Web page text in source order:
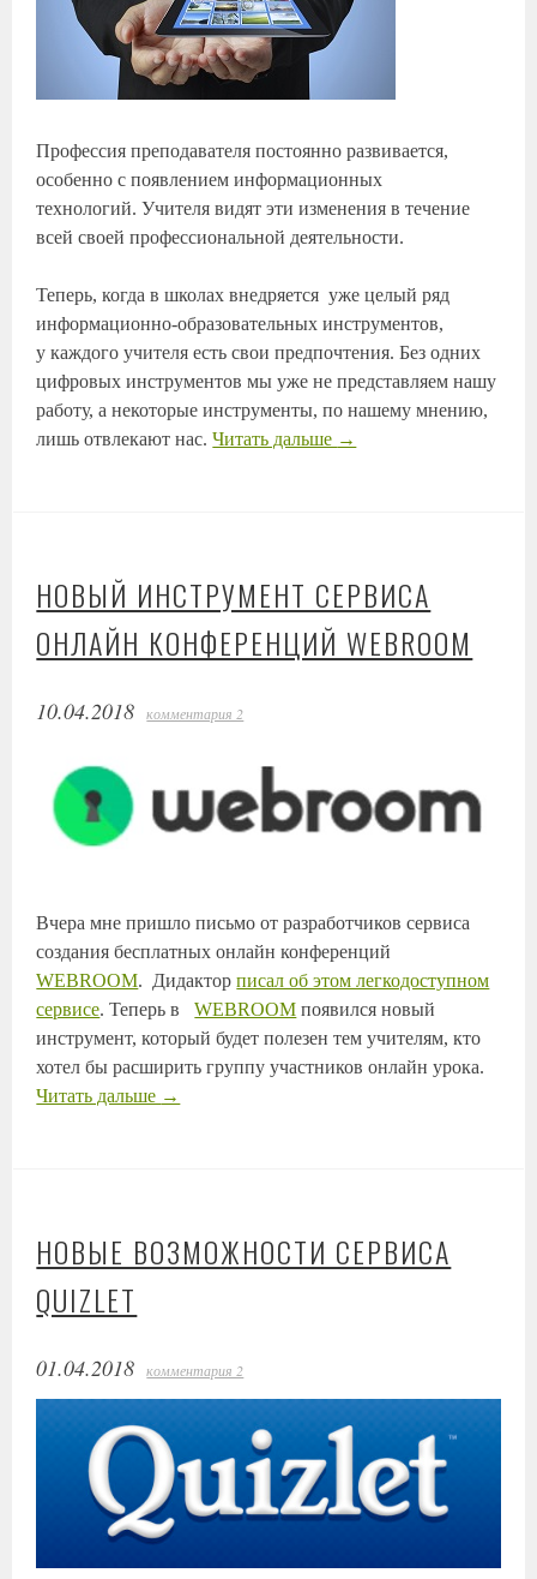
Профессия преподавателя постоянно развивается,
особенно с появлением информационных
технологий. Учителя видят эти изменения в течение
всей своей профессиональной деятельности.
Теперь, когда в школах внедряется уже целый ряд
информационно-образовательных инструментов,
у каждого учителя есть свои предпочтения. Без одних
цифровых инструментов мы уже не представляем нашу
работу, а некоторые инструменты, по нашему мнению,
лишь отвлекают нас.Читать дальше →
НОВЫЙ ИНСТРУМЕНТ СЕРВИСА
ОНЛАЙН КОНФЕРЕНЦИЙ WEBROOM
10.04.2018 комментария 2
Вчера мне пришло письмо от разработчиков сервиса
создания бесплатных онлайн конференций
WEBROOM. Дидакторписал об этом легкодоступном
сервисе. Теперь вWEBROOM появился новый
инструмент, который будет полезен тем учителям, кто
хотел бы расширить группу участников онлайн урока.
Читать дальше →
НОВЫЕ ВОЗМОЖНОСТИ СЕРВИСА
QUIZLET
01.04.2018 комментария 2